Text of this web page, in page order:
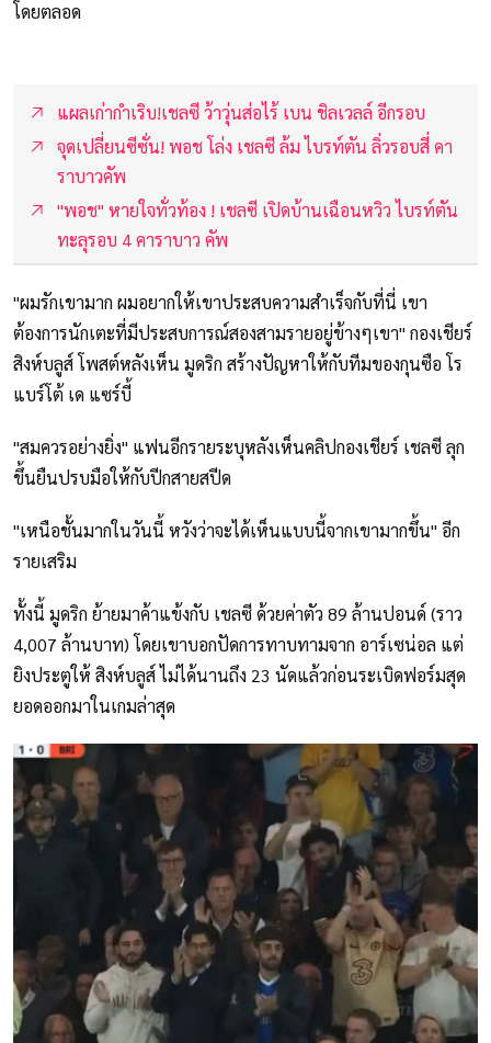
โดยตลอด
แผลเก่ากำเริบ!เชลซี ว้าวุ่นส่อไร้ เบน ชิลเวลล์ อีกรอบ
จุดเปลี่ยนซีซั่น! พอช โล่ง เชลซี ล้ม ไบรท์ตัน ลิ่วรอบสี่ คา
ราบาวคัพ
"พอช" หายใจทั่วท้อง ! เชลซี เปิดบ้านเฉือนหวิว ไบรท์ตัน
ทะลุรอบ 4 คาราบาว คัพ
"ผมรักเขามาก ผมอยากให้เขาประสบความสำเร็จกับที่นี่ เขา
ต้องการนักเตะที่มีประสบการณ์สองสามรายอยู่ข้างๆเขา" กองเชียร์
สิงห์บลูส์ โพสต์หลังเห็น มูดริก สร้างปัญหาให้กับทีมของกุนซือ โร
แบร์โต้ เด แซร์บี้
"สมควรอย่างยิ่ง" แฟนอีกรายระบุหลังเห็นคลิปกองเชียร์ เชลซี ลุก
ขึ้นยืนปรบมือให้กับปีกสายสปีด
"เหนือชั้นมากในวันนี้ หวังว่าจะได้เห็นแบบนี้จากเขามากขึ้น" อีก
รายเสริม
ทั้งนี้ มูดริก ย้ายมาค้าแข้งกับ เชลซี ด้วยค่าตัว 89 ล้านปอนด์ (ราว
4,007 ล้านบาท) โดยเขาบอกปัดการทาบทามจาก อาร์เซน่อล แต่
ยิงประตูให้ สิงห์บลูส์ ไม่ได้นานถึง 23 นัดแล้วก่อนระเบิดฟอร์มสุด
ยอดออกมาในเกมล่าสุด